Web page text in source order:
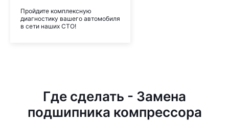
Пройдите комплексную
диагностику вашего автомобиля
в сети наших СТО!
Где сделать - Замена
подшипника компрессора